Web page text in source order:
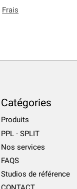
Frais
Catégories
Produits
PPL - SPLIT
Nos services
FAQS
Studios de référence